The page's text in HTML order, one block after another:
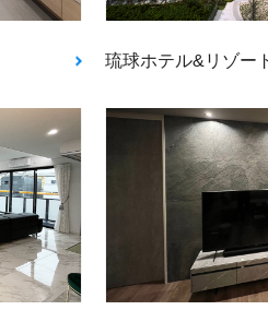
琉球ホテル&リゾー